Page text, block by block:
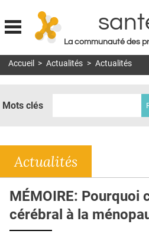
Jump to
La communauté des
MON COMPTE
DOSSIERS
RÉSEAUX
E-REVUE SAD
Accueil > Actualités > Actualités
Mots clés
Actualités
MÉMOIRE: Pourquoi
cérébral à la